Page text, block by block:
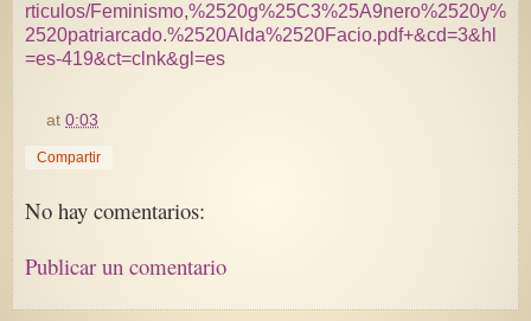
rticulos/Feminismo,%2520g%25C3%25A9nero%2520y%
2520patriarcado.%2520Alda%2520Facio.pdf+&cd=3&hl
=es-419&ct=clnk&gl=es
at0:03
Compartir
No hay comentarios:
Publicar un comentario